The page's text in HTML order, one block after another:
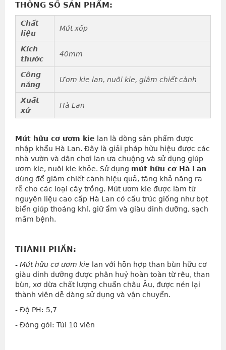
THÔNG SỐ SẢN PHẨM:
Chất
liệu
Mút xốp
Kích
thước
40mm
Công
năng
Ươm kie lan, nuôi kie, giâm chiết cành
Xuất
xứ
Hà Lan
Mút hữu cơ ươm kie lan là dòng sản phẩm được
nhập khẩu Hà Lan. Đây là giải pháp hữu hiệu được các
nhà vườn và dân chơi lan ưa chuộng và sử dụng giúp
ươm kie, nuôi kie khỏe. Sử dụng mút hữu cơ Hà Lan
dùng để giâm chiết cành hiệu quả, tăng khả năng ra
rễ cho các loại cây trồng. Mút ươm kie được làm từ
nguyên liệu cao cấp Hà Lan có cấu trúc giống như bọt
biển giúp thoáng khí, giữ ẩm và giàu dinh dưỡng, sạch
mầm bệnh.
THÀNH PHẦN:
- Mút hữu cơ ươm kie lan với hỗn hợp than bùn hữu cơ
giàu dinh dưỡng được phân huỷ hoàn toàn từ rêu, than
bùn, xơ dừa chất lượng chuẩn châu Âu, được nén lại
thành viên dễ dàng sử dụng và vận chuyển.
- Độ PH: 5,7
- Đóng gói: Túi 10 viên